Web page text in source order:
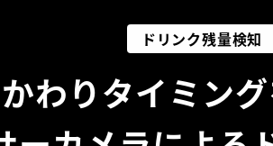
ドリンク残量検知
わりタイミン